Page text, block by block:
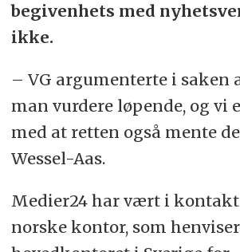
begivenhets med
ikke.
– VG argumenterte i saken
man vurdere løpende, og vi
med at retten også mente
Wessel-Aas.
Medier24 har vært i kontakt
norske kontor, som